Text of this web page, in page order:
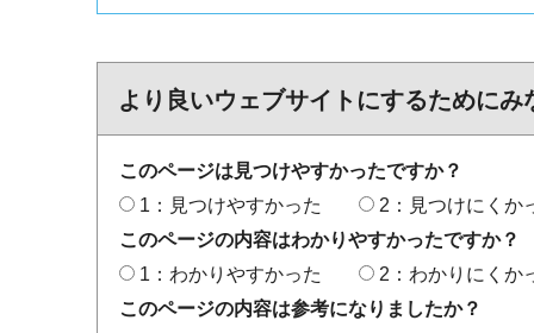
より良いウェブサイトにするために
このページは見つけやすかったですか？
1：見つけやすかった
2：見つけにくか
このページの内容はわかりやすかったですか？
1：わかりやすかった
2：わかりにくか
このページの内容は参考になりましたか？